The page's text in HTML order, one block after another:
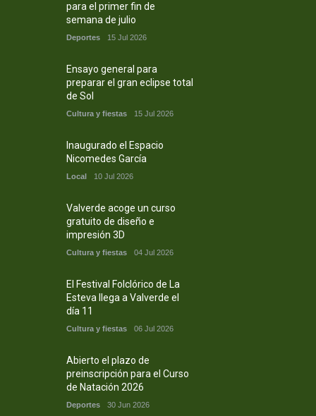
para el primer fin de
semana de julio
Deportes 15 Jul 2026
Ensayo general para
preparar el gran eclipse total
de Sol
Cultura y fiestas 15 Jul 2026
Inaugurado el Espacio
Nicomedes García
Local 10 Jul 2026
Valverde acoge un curso
gratuito de diseño e
impresión 3D
Cultura y fiestas 04 Jul 2026
El Festival Folclórico de La
Esteva llega a Valverde el
día 11
Cultura y fiestas 06 Jul 2026
Abierto el plazo de
preinscripción para el Curso
de Natación 2026
Deportes 30 Jun 2026